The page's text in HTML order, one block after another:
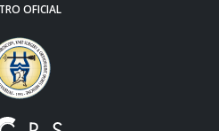
OFICIAL